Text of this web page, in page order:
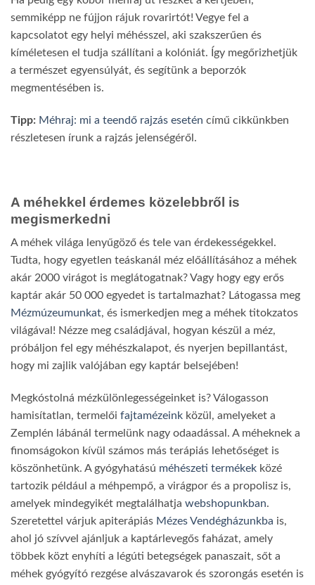
semmiképp ne fújjon rájuk rovarirtót! Vegye fel a
kapcsolatot egy helyi méhésszel, aki szakszerűen és
kíméletesen el tudja szállítani a kolóniát. Így megőrizhetjük
a természet egyensúlyát, és segítünk a beporzók
megmentésében is.
Tipp: Méhraj: mi a teendő rajzás esetén című cikkünkben
részletesen írunk a rajzás jelenségéről.
A méhekkel érdemes közelebbről is
megismerkedni
A méhek világa lenyűgöző és tele van érdekességekkel.
Tudta, hogy egyetlen teáskanál méz előállításához a méhek
akár 2000 virágot is meglátogatnak? Vagy hogy egy erős
kaptár akár 50 000 egyedet is tartalmazhat? Látogassa meg
Mézmúzeumunkat, és ismerkedjen meg a méhek titokzatos
világával! Nézze meg családjával, hogyan készül a méz,
próbáljon fel egy méhészkalapot, és nyerjen bepillantást,
hogy mi zajlik valójában egy kaptár belsejében!
Megkóstolná mézkülönlegességeinket is? Válogasson
hamisítatlan, termelői fajtamézeink közül, amelyeket a
Zemplén lábánál termelünk nagy odaadással. A méheknek a
finomságokon kívül számos más terápiás lehetőséget is
köszönhetünk. A gyógyhatású méhészeti termékek közé
tartozik például a méhpempő, a virágpor és a propolisz is,
amelyek mindegyikét megtalálhatja webshopunkban.
Szeretettel várjuk apiterápiás Mézes Vendégházunkba is,
ahol jó szívvel ajánljuk a kaptárlevegős faházat, amely
többek közt enyhíti a légúti betegségek panaszait, sőt a
méhek gyógyító rezgése alvászavarok és szorongás esetén is